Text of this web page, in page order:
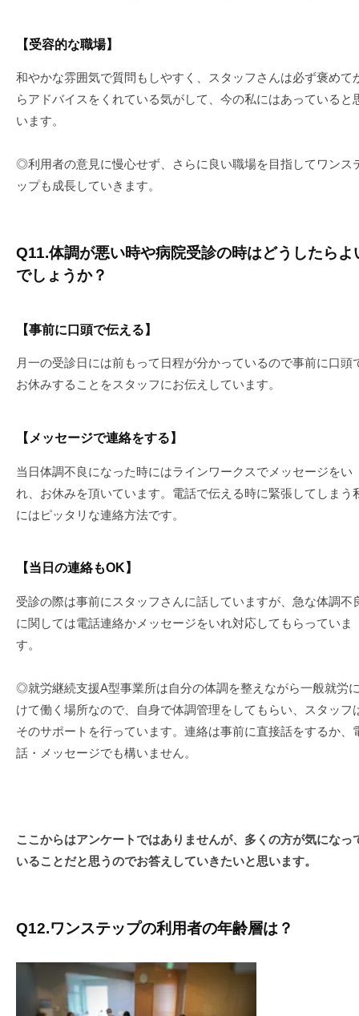
【受容的な職場】
和やかな雰囲気で質問もしやすく、スタッフさんは必ず褒めて
らアドバイスをくれている気がして、今の私にはあっていると
います。
◎利用者の意見に慢心せず、さらに良い職場を目指してワンス
ップも成長していきます。
Q11.体調が悪い時や病院受診の時はどうしたらよ
でしょうか？
【事前に口頭で伝える】
月一の受診日には前もって日程が分かっているので事前に口頭
お休みすることをスタッフにお伝えしています。
【メッセージで連絡をする】
当日体調不良になった時にはラインワークスでメッセージをい
れ、お休みを頂いています。電話で伝える時に緊張してしまう
にはピッタリな連絡方法です。
【当日の連絡もOK 】
受診の際は事前にスタッフさんに話していますが、急な体調不
に関しては電話連絡かメッセージをいれ対応してもらっていま
す。
◎就労継続支援A型事業所は自分の体調を整えながら一般就労
けて働く場所なので、自身で体調管理をしてもらい、スタッフ
そのサポートを行っています。連絡は事前に直接話をするか、
話・メッセージでも構いません。
ここからはアンケートではありませんが、多くの方が気になっ
いることだと思うのでお答えしていきたいと思います。
Q12.ワンステップの利用者の年齢層は？